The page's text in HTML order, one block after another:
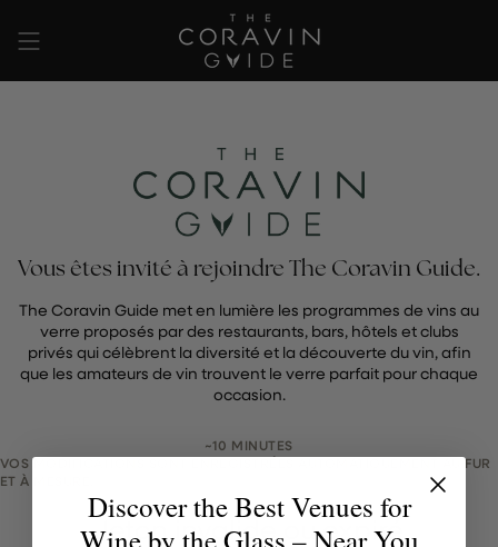
au
contenu
de
Vous êtes invité à rejoindre The Coravin Guide.
The Coravin Guide met en lumière les programmes de vins au
verre proposés par des restaurants, bars, hôtels et clubs
privés qui célèbrent la diversité et la découverte du vin, afin
que les amateurs de vin trouvent le verre parfait pour chaque
occasion.
~10 MINUTES
VOS MODIFICATIONS SONT ENREGISTRÉES AUTOMATIQUEMENT AU FUR
ET À MESURE.
Jeton invalide ou expiré
Discover the Best Venues for